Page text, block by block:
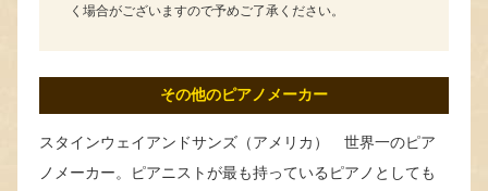
く場合がございますので予めご了承ください。
その他のピアノメーカー
スタインウェイアンドサンズ（アメリカ） 世界一のピア
ノメーカー。ピアニストが最も持っているピアノとしても